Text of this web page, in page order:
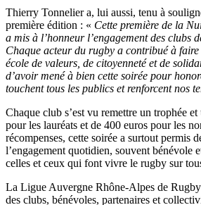
Thierry Tonnelier a, lui aussi, tenu à
première édition : « Cette première de la
a mis à l’honneur l’engagement des clubs
Chaque acteur du rugby a contribué à
école de valeurs, de citoyenneté et de
d’avoir mené à bien cette soirée pour
touchent tous les publics et renforcent nos
Chaque club s’est vu remettre un trophée
pour les lauréats et de 400 euros pour les
récompenses, cette soirée a surtout permis
l’engagement quotidien, souvent bénévole
celles et ceux qui font vivre le rugby sur
La Ligue Auvergne Rhône-Alpes de Rugby
des clubs, bénévoles, partenaires et